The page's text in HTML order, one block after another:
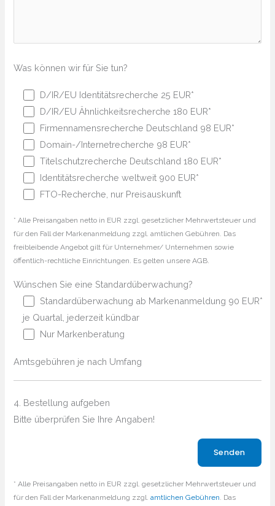
Was können wir für Sie tun?
D/IR/EU Identitätsrecherche 25 EUR*
D/IR/EU Ähnlichkeitsrecherche 180 EUR*
Firmennamensrecherche Deutschland 98 EUR*
Domain-/Internetrecherche 98 EUR*
Titelschutzrecherche Deutschland 180 EUR*
Identitätsrecherche weltweit 900 EUR*
FTO-Recherche, nur Preisauskunft
* Alle Preisangaben netto in EUR zzgl. gesetzlicher Mehrwertsteuer und
für den Fall der Markenanmeldung zzgl. amtlichen Gebühren. Das
freibleibende Angebot gilt für Unternehmer/ Unternehmen sowie
öffentlich-rechtliche Einrichtungen. Es gelten unsere AGB.
Wünschen Sie eine Standardüberwachung?
Standardüberwachung ab Markenanmeldung 90 EUR*
je Quartal, jederzeit kündbar
Nur Markenberatung
Amtsgebühren je nach Umfang
4. Bestellung aufgeben
Bitte überprüfen Sie Ihre Angaben!
* Alle Preisangaben netto in EUR zzgl. gesetzlicher Mehrwertsteuer und
für den Fall der Markenanmeldung zzgl.amtlichen Gebühren. Das